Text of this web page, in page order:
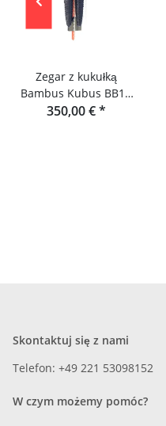
Zegar z kukułką
Bambus Kubus BB11
firmy Rombach & Haas
350,00 €*
Skontaktuj się z nami
Telefon: +49 221 53098152
W czym możemy pomóc?